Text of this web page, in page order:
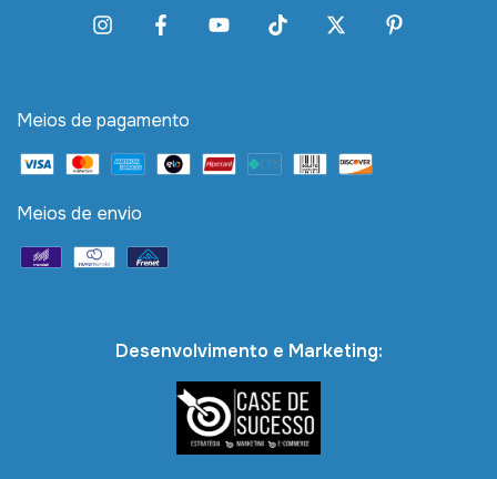
Meios de pagamento
Meios de envio
Desenvolvimento e Marketing: